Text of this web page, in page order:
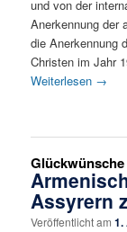
und von der
Anerkennung der
die Anerkennung
Christen im Jahr
Weiterlesen →
Assyrern
Veröffentlicht am1.